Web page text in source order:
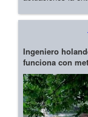
Ingeniero
funciona con